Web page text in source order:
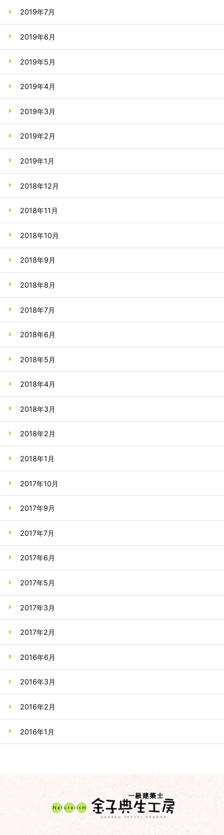
2019年7月
2019年6月
2019年5月
2019年4月
2019年3月
2019年2月
2019年1月
2018年12月
2018年11月
2018年10月
2018年9月
2018年8月
2018年7月
2018年6月
2018年5月
2018年4月
2018年3月
2018年2月
2018年1月
2017年10月
2017年9月
2017年7月
2017年6月
2017年5月
2017年3月
2017年2月
2016年6月
2016年3月
2016年2月
2016年1月